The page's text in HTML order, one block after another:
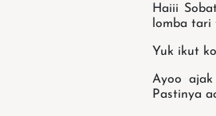
Haiii
lomba tari
Yuk ikut
Ayoo
Pastinya